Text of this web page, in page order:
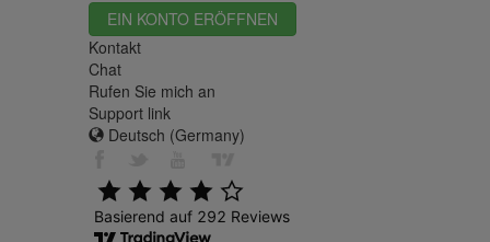
EIN KONTO ERÖFFNEN
Kontakt
Chat
Rufen Sie mich an
Support link
Deutsch (Germany)